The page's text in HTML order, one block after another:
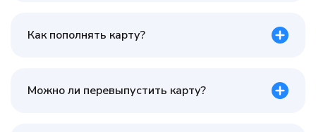
Как пополнять карту?
Можно ли перевыпустить карту?